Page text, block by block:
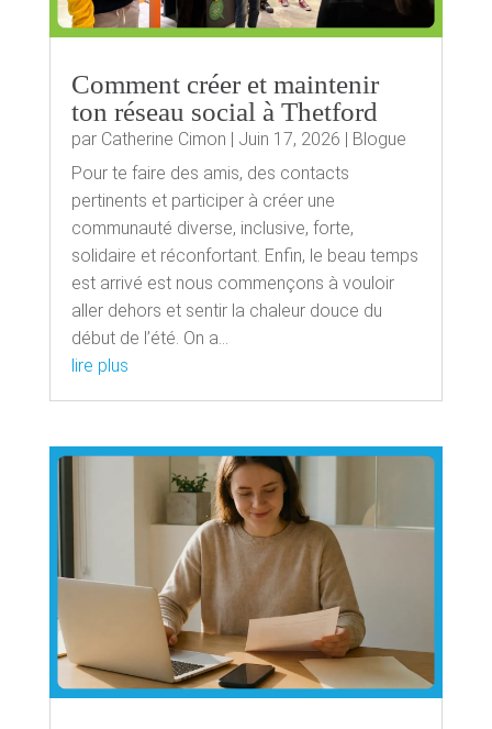
Comment créer et maintenir
ton réseau social à Thetford
par Catherine Cimon | Juin 17, 2026 | Blogue
Pour te faire des amis, des contacts
pertinents et participer à créer une
communauté diverse, inclusive, forte,
solidaire et réconfortant. Enfin, le beau temps
est arrivé est nous commençons à vouloir
aller dehors et sentir la chaleur douce du
début de l’été. On a...
lire plus